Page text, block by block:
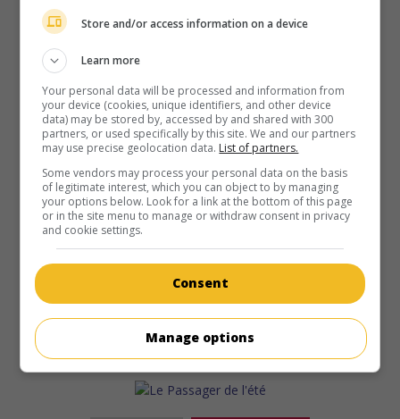
Durée:
180 min.
au cinéma sur mes écrans
Le Grand Charles
Fr. 2006. Chronique historiquede Bernard Stora avec
Bernard Farcy,Danièle Lebrun
Charles de Gaulle démissionne de la présidence du
gouvernement provisoire et s'exile dans un village où il
amorce douze années de réflexion.
Durée: 220 min.
Store and/or access information on a device
Learn more
Your personal data will be processed and information from
your device (cookies, unique identifiers, and other device
data) may be stored by, accessed by and shared with 300
partners, or used specifically by this site. We and our partners
may use precise geolocation data. List of partners.
Some vendors may process your personal data on the basis
of legitimate interest, which you can object to by managing
your options below. Look for a link at the bottom of this page
or in the site menu to manage or withdraw consent in privacy
and cookie settings.
Consent
Manage options